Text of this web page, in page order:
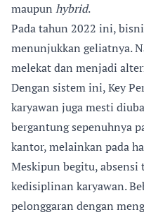
maupun hybrid.
Pada tahun 2022 ini,
menunjukkan geliatnya.
melekat dan menjadi
Dengan sistem ini, Key
karyawan juga mesti
bergantung sepenuhnya
kantor, melainkan pada
Meskipun begitu,
kedisiplinan karyawan.
pelonggaran dengan